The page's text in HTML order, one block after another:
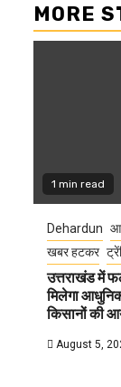
MORE
1 min read
Dehardun
खबर हटकर
उत्तराखंड में
मिलेगा
किसानों की
August 5,